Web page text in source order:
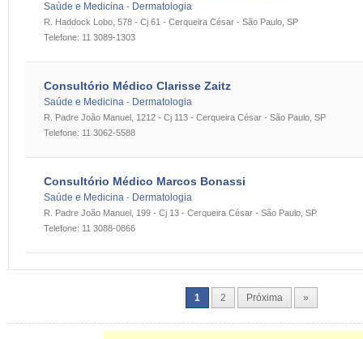
Saúde e Medicina - Dermatologia
R. Haddock Lobo, 578 - Cj 61 - Cerqueira César - São Paulo, SP
Telefone: 11 3089-1303
Consultório Médico Clarisse Zaitz
Saúde e Medicina - Dermatologia
R. Padre João Manuel, 1212 - Cj 113 - Cerqueira César - São Paulo, SP
Telefone: 11 3062-5588
Consultório Médico Marcos Bonassi
Saúde e Medicina - Dermatologia
R. Padre João Manuel, 199 - Cj 13 - Cerqueira César - São Paulo, SP
Telefone: 11 3088-0866
1 2 Próxima »